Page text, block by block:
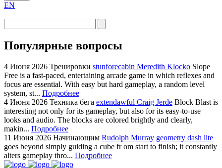
EN
Популярные вопросы
4 Июня 2026 Тренировки stunforecabin Meredith Klocko Slope
Free is a fast-paced, entertaining arcade game in which reflexes and
focus are essential. With easy but hard gameplay, a random level
system, st... Подробнее
4 Июня 2026 Техника бега extendawful Craig Jerde Block Blast is
interesting not only for its gameplay, but also for its easy-to-use
looks and audio. The blocks are colored brightly and clearly,
makin... Подробнее
11 Июня 2026 Начинающим Rudolph Murray geometry dash lite
goes beyond simply guiding a cube fr om start to finish; it constantly
alters gameplay thro... Подробнее